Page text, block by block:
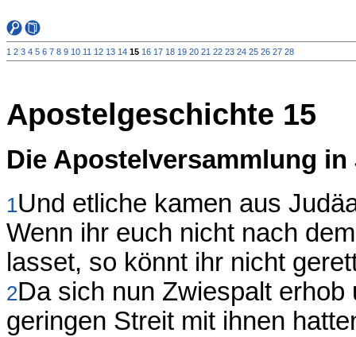
1 2 3 4 5 6 7 8 9 10 11 12 13 14 15 16 17 18 19 20 21 22 23 24 25 26 27 28
Apostelgeschichte 15
Die Apostelversammlung in
1Und etliche kamen aus
Wenn ihr euch nicht nach
lasset, so könnt ihr nicht
2Da sich nun Zwiespalt
geringen Streit mit ihnen